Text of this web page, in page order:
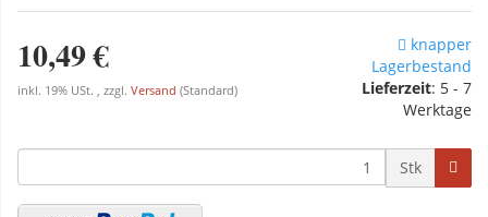
10,49 €
inkl. 19% USt. , zzgl. Versand (Standard)
knapper
Lagerbestand
Lieferzeit: 5 - 7
Werktage
Stk